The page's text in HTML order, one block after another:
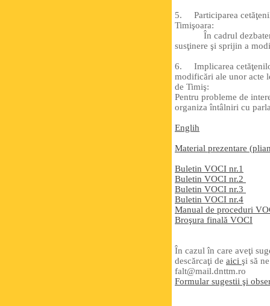
5. Participarea
Timişoara:
În cadrul
susţinere şi sprijin a
6. Implicarea
modificări ale unor acte
de Timiş:
Pentru probleme de
organiza întâlniri cu
Englih
Material prezentare
Buletin VOCI nr.1
Buletin VOCI nr.2
Buletin VOCI nr.3
Buletin VOCI nr.4
Manual de proceduri
Broşura finală VOCI
În cazul în care aveţi
descărcaţi de aici şi să
falt@mail.dnttm.ro
Formular sugestii şi